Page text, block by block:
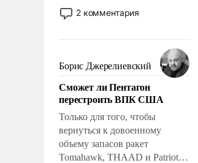
применение которых уже
стало обыденностью. Задача по
сложна и амбициозна. Однако
и ее реализация радикально
поднимет наши боевые
возможности.
2 комментария
Борис Джерелиевский
Сможет ли Пентагон
перестроить ВПК США
Только для того, чтобы
вернуться к довоенному
объему запасов ракет
Tomahawk, THAAD и Patriot